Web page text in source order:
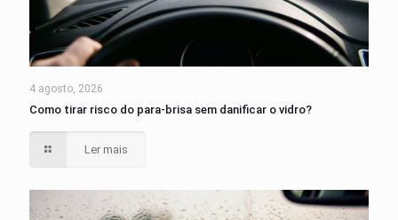
4 agosto, 2026
Como tirar risco do para-brisa sem danificar o vidro?
Ler mais